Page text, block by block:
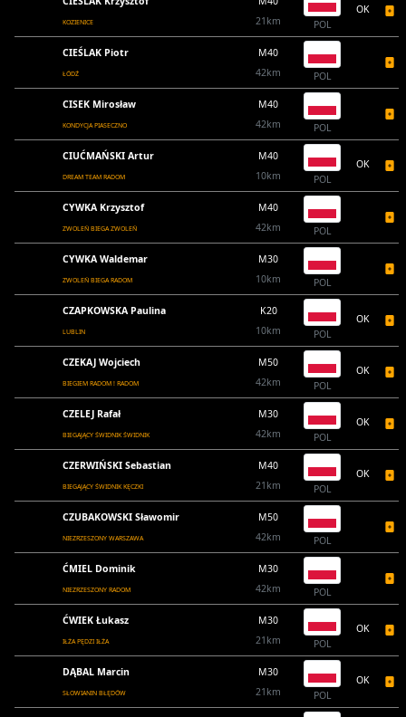
KOZIENICE
21km
POL
OK
CIEŚLAK Piotr
ŁÓDŹ
M40
42km
POL
CISEK Mirosław
KONDYCJA PIASECZNO
M40
42km
POL
CIUĆMAŃSKI Artur
DREAM TEAM RADOM
M40
10km
POL
OK
CYWKA Krzysztof
ZWOLEŃ BIEGA ZWOLEŃ
M40
42km
POL
CYWKA Waldemar
ZWOLEŃ BIEGA RADOM
M30
10km
POL
CZAPKOWSKA Paulina
LUBLIN
K20
10km
POL
OK
CZEKAJ Wojciech
BIEGIEM RADOM ! RADOM
M50
42km
POL
OK
CZELEJ Rafał
BIEGAJĄCY ŚWIDNIK ŚWIDNIK
M30
42km
POL
OK
CZERWIŃSKI Sebastian
BIEGAJĄCY ŚWIDNIK KĘCZKI
M40
21km
POL
OK
CZUBAKOWSKI Sławomir
NIEZRZESZONY WARSZAWA
M50
42km
POL
ĆMIEL Dominik
NIEZRZESZONY RADOM
M30
42km
POL
ĆWIEK Łukasz
IŁŻA PĘDZI IŁŻA
M30
21km
POL
OK
DĄBAL Marcin
SŁOWIANIN BŁĘDÓW
M30
21km
POL
OK